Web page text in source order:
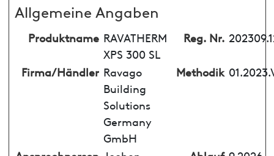
Allgemeine Angaben
Produktname RAVATHERM
XPS 300 SL
Reg. Nr.
Firma/Händler Ravago
Building
Solutions
Germany
GmbH
Methodik